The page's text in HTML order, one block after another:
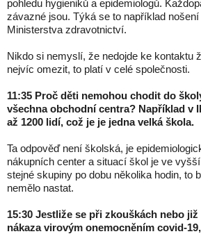
pohledu hygieniků a epidemiologů.
závazné jsou. Týká se to například
Ministerstva zdravotnictví.
Nikdo si nemyslí, že nedojde ke kontaktu
nejvíc omezit, to platí v celé společnosti.
11:35 Proč děti nemohou chodit do
všechna obchodní centra? Například v
až 1200 lidí, což je je jedna velká škola.
Ta odpověď není školská, je
nákupních center a situací škol je ve
stejné skupiny po dobu několika hodin, to
nemělo nastat.
15:30 Jestliže se při zkouškách nebo
nákaza virovým onemocněním covid-